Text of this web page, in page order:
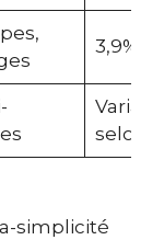
3,9% +
selon
simplicité